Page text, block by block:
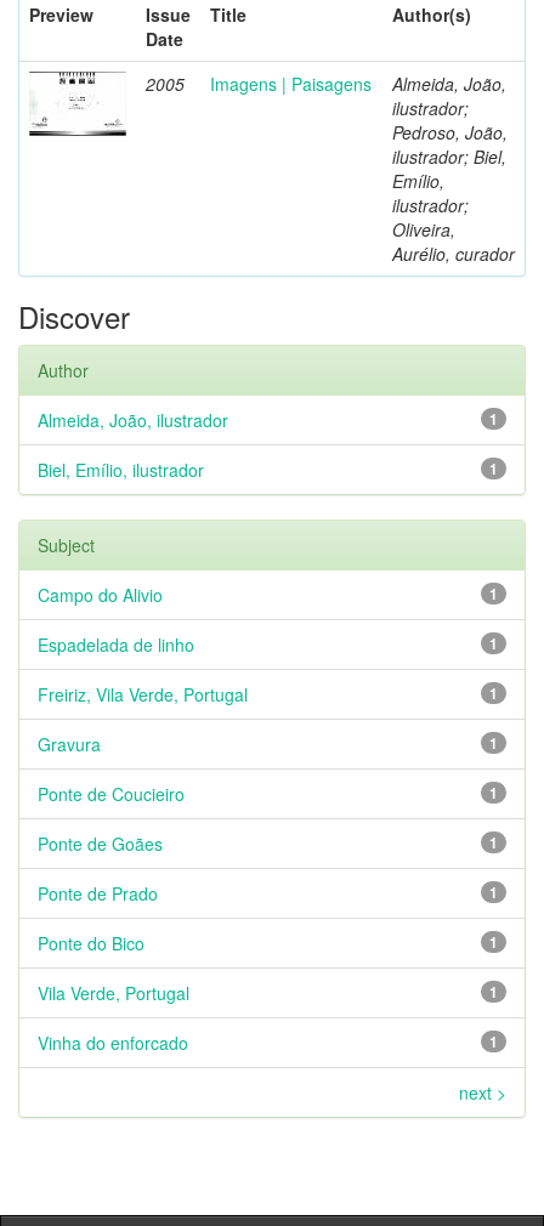
Preview
Issue
Date
Title Author(s)
2005 Imagens | Paisagens
Almeida, João,
ilustrador;
Pedroso, João,
ilustrador; Biel,
Emílio,
ilustrador;
Oliveira,
Aurélio, curador
Discover
Author
1
Almeida, João, ilustrador
1
Biel, Emílio, ilustrador
Subject
1
Campo do Alivio
1
Espadelada de linho
1
Freiriz, Vila Verde, Portugal
1
Gravura
1
Ponte de Coucieiro
1
Ponte de Goães
1
Ponte de Prado
1
Ponte do Bico
1
Vila Verde, Portugal
1
Vinha do enforcado
next >